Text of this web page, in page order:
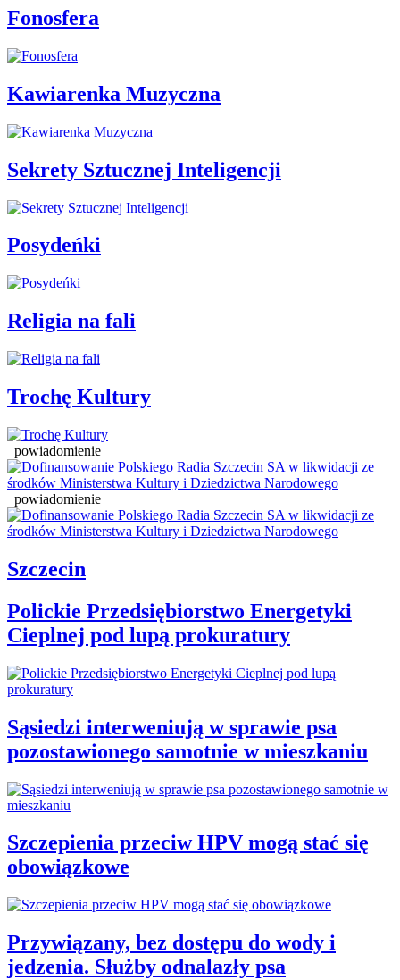
Fonosfera
Kawiarenka Muzyczna
Sekrety Sztucznej Inteligencji
Posydeńki
Religia na fali
Trochę Kultury
powiadomienie
powiadomienie
Szczecin
Polickie Przedsiębiorstwo Energetyki
Cieplnej pod lupą prokuratury
Sąsiedzi interweniują w sprawie psa
pozostawionego samotnie w mieszkaniu
Szczepienia przeciw HPV mogą stać się
obowiązkowe
Przywiązany, bez dostępu do wody i
jedzenia. Służby odnalazły psa